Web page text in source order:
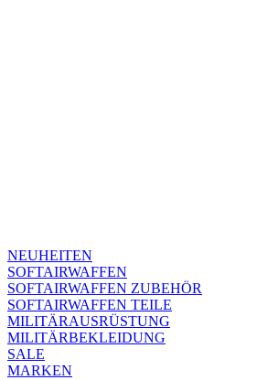
NEUHEITEN
SOFTAIRWAFFEN
SOFTAIRWAFFEN ZUBEHÖR
SOFTAIRWAFFEN TEILE
MILITÄRAUSRÜSTUNG
MILITÄRBEKLEIDUNG
SALE
MARKEN